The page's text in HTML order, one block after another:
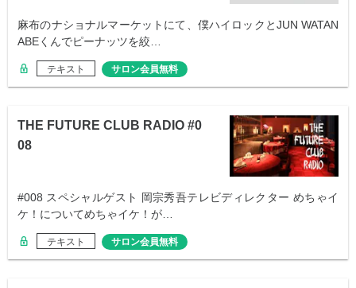
麻布のナショナルマーケットにて、僕ハイロックとJUN WATAN
ABEくんでピーナッツを絞…
テキスト サロン会員無料
THE FUTURE CLUB RADIO #0
08
#008 スペシャルゲスト 岡宗秀吾テレビディレクター めちゃイ
ケ！についてめちゃイケ！が…
テキスト サロン会員無料